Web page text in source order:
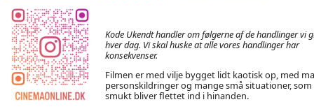
Kode Ukendt handler om følgerne af de handlinger vi
hver dag. Vi skal huske at alle vores handlinger har
konsekvenser.
Filmen er med vilje bygget lidt kaotisk op, med
personskildringer og mange små situationer, som
smukt bliver flettet ind i hinanden.